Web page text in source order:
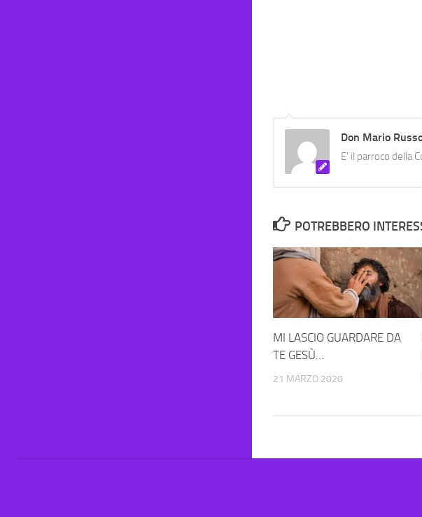
Don Mario
E' il parroco della
POTREBBERO
MI LASCIO GUARDARE DA
TE GESÙ…
21 MARZO 2020